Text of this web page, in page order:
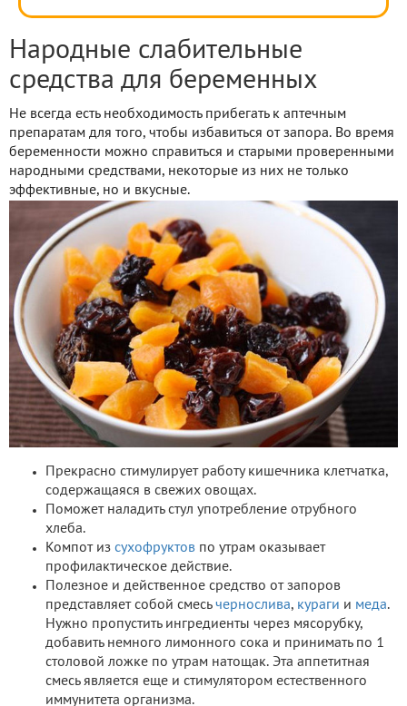
Народные слабительные
средства для беременных
Не всегда есть необходимость прибегать к аптечным
препаратам для того, чтобы избавиться от запора. Во время
беременности можно справиться и старыми проверенными
народными средствами, некоторые из них не только
эффективные, но и вкусные.
Прекрасно стимулирует работу кишечника клетчатка,
содержащаяся в свежих овощах.
Поможет наладить стул употребление отрубного
хлеба.
Компот из сухофруктов по утрам оказывает
профилактическое действие.
Полезное и действенное средство от запоров
представляет собой смесь чернослива, кураги и меда.
Нужно пропустить ингредиенты через мясорубку,
добавить немного лимонного сока и принимать по 1
столовой ложке по утрам натощак. Эта аппетитная
смесь является еще и стимулятором естественного
иммунитета организма.